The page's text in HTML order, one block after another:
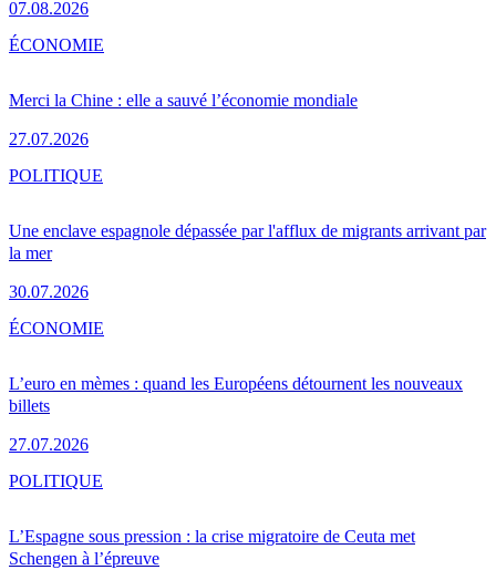
07.08.2026
Merci la Chine : elle a sauvé l’économie mondiale
27.07.2026
ÉCONOMIE
Une enclave espagnole dépassée par l'afflux de migrants arrivant par
la mer
30.07.2026
POLITIQUE
L’euro en mèmes : quand les Européens détournent les nouveaux
billets
27.07.2026
ÉCONOMIE
L’Espagne sous pression : la crise migratoire de Ceuta met
Schengen à l’épreuve
POLITIQUE